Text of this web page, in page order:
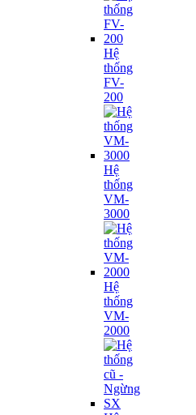
Hệ
thống
FV-
200
Hệ
thống
VM-
3000
Hệ
thống
VM-
2000